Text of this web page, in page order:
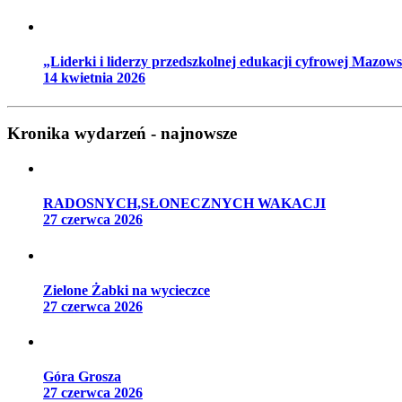
„Liderki i liderzy przedszkolnej edukacji cyfrowej
14 kwietnia 2026
Kronika wydarzeń - najnowsze
RADOSNYCH,SŁONECZNYCH WAKACJI
27 czerwca 2026
Zielone Żabki na wycieczce
27 czerwca 2026
Góra Grosza
27 czerwca 2026